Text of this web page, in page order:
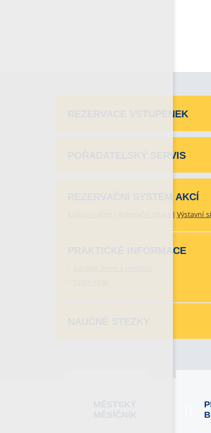
REZERVACE VSTUPENEK
POŘADATELSKÝ SERVIS
REZERVAČNÍ SYSTÉM AKCÍ
Výstavní
PRAKTICKÉ INFORMACE